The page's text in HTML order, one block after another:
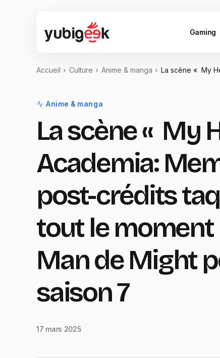
Gaming
Accueil Culture Anime & manga La scène « My
Anime & manga
La scène « My
Academia:
post-crédits
tout le moment
Man de Might
saison 7
17 mars 2025